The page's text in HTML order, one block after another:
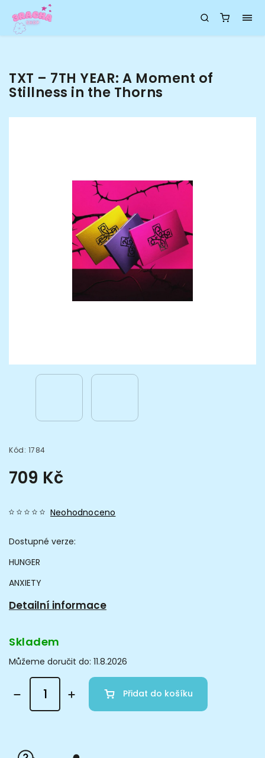
TXT – 7TH YEAR: A Moment of
Stillness in the Thorns
Kód: 1784
709 Kč
Neohodnoceno
Dostupné verze:
HUNGER
ANXIETY
Detailní informace
Skladem
Můžeme doručit do: 11.8.2026
Přidat do košíku